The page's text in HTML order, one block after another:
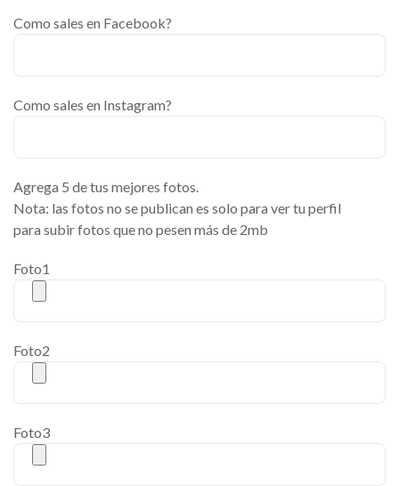
Como sales en Facebook?
Como sales en Instagram?
Agrega 5 de tus mejores fotos.
Nota: las fotos no se publican es solo para ver tu perfil
para subir fotos que no pesen más de 2mb
Foto1
Foto2
Foto3